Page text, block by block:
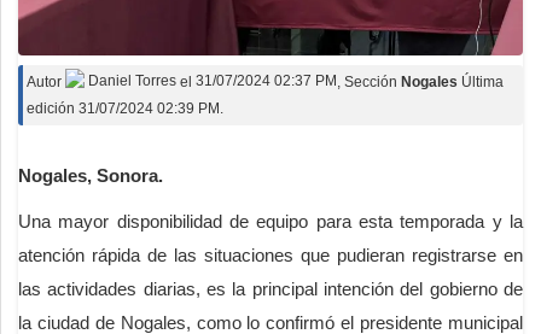
Autor Daniel Torres el 31/07/2024 02:37 PM , Sección Nogales Última
edición 31/07/2024 02:39 PM.
Nogales, Sonora.
Una mayor disponibilidad de equipo para esta temporada y la
atención rápida de las situaciones que pudieran registrarse en
las actividades diarias, es la principal intención del gobierno de
la ciudad de Nogales, como lo confirmó el presidente municipal